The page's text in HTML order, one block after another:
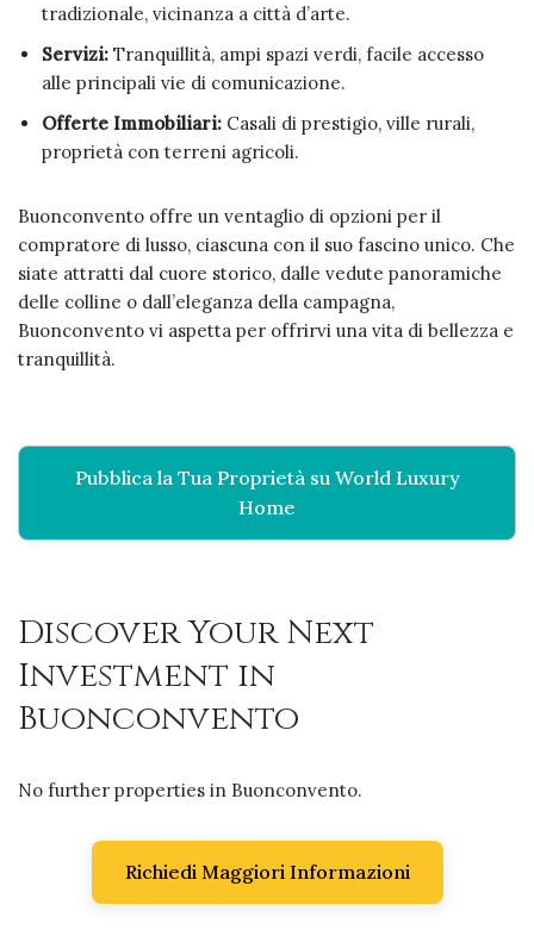
tradizionale, vicinanza a città d’arte.
Servizi: Tranquillità, ampi spazi verdi, facile accesso
alle principali vie di comunicazione.
Offerte Immobiliari: Casali di prestigio, ville rurali,
proprietà con terreni agricoli.
Buonconvento offre un ventaglio di opzioni per il
compratore di lusso, ciascuna con il suo fascino unico. Che
siate attratti dal cuore storico, dalle vedute panoramiche
delle colline o dall’eleganza della campagna,
Buonconvento vi aspetta per offrirvi una vita di bellezza e
tranquillità.
Pubblica la Tua Proprietà su World Luxury
Home
Discover Your Next
Investment in
Buonconvento
No further properties in Buonconvento.
Richiedi Maggiori Informazioni